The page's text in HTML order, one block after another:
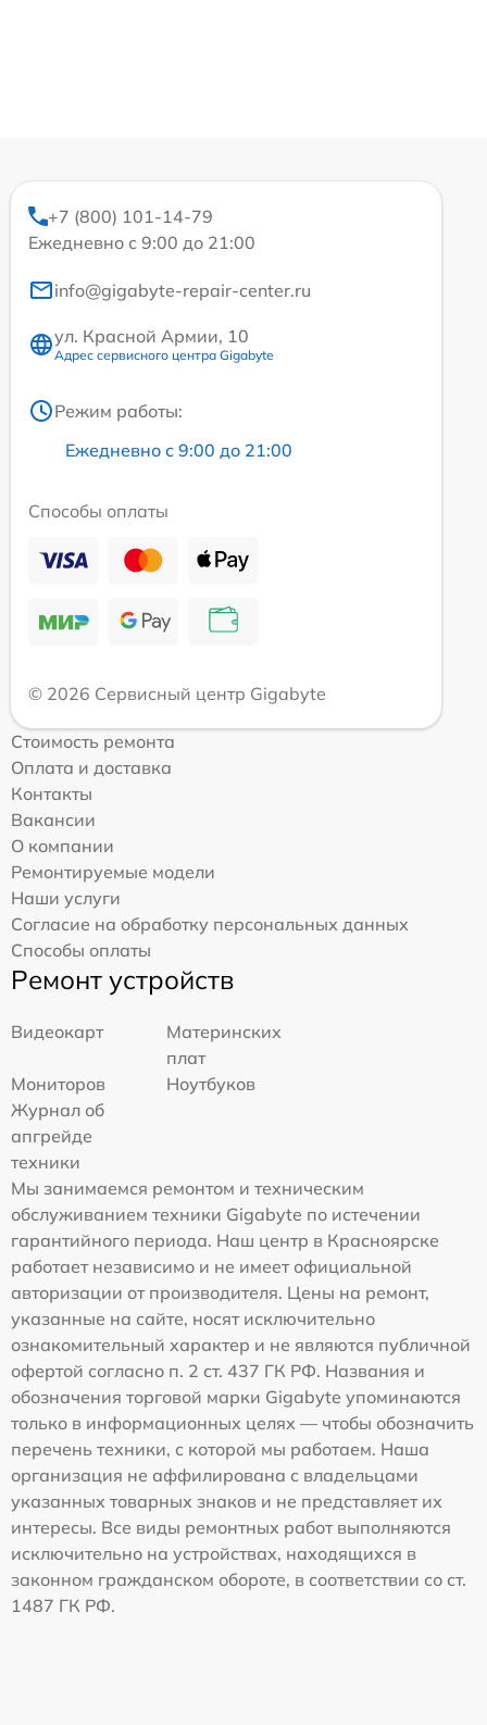
+7 (800) 101-14-79
Ежедневно с 9:00 до 21:00
info@gigabyte-repair-center.ru
ул. Красной Армии, 10
Адрес сервисного центра Gigabyte
Режим работы:
Ежедневно с 9:00 до 21:00
Способы оплаты
© 2026 Сервисный центр Gigabyte
Стоимость ремонта
Оплата и доставка
Контакты
Вакансии
О компании
Ремонтируемые модели
Наши услуги
Согласие на обработку персональных данных
Способы оплаты
Ремонт устройств
Видеокарт
Материнских
плат
Мониторов
Ноутбуков
Журнал об
апгрейде
техники
Мы занимаемся ремонтом и техническим
обслуживанием техники Gigabyte по истечении
гарантийного периода. Наш центр в Красноярске
работает независимо и не имеет официальной
авторизации от производителя. Цены на ремонт,
указанные на сайте, носят исключительно
ознакомительный характер и не являются публичной
офертой согласно п. 2 ст. 437 ГК РФ. Названия и
обозначения торговой марки Gigabyte упоминаются
только в информационных целях — чтобы обозначить
перечень техники, с которой мы работаем. Наша
организация не аффилирована с владельцами
указанных товарных знаков и не представляет их
интересы. Все виды ремонтных работ выполняются
исключительно на устройствах, находящихся в
законном гражданском обороте, в соответствии со ст.
1487 ГК РФ.